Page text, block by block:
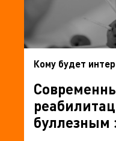
Кому будет
буллезным